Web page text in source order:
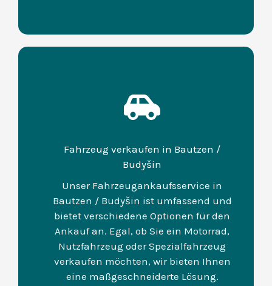
Fahrzeug verkaufen in Bautzen /
Budyšin
Unser Fahrzeugankaufsservice in
Bautzen / Budyšin ist umfassend und
bietet verschiedene Optionen für den
Ankauf an. Egal, ob Sie ein Motorrad,
Nutzfahrzeug oder Spezialfahrzeug
verkaufen möchten, wir bieten Ihnen
eine maßgeschneiderte Lösung.